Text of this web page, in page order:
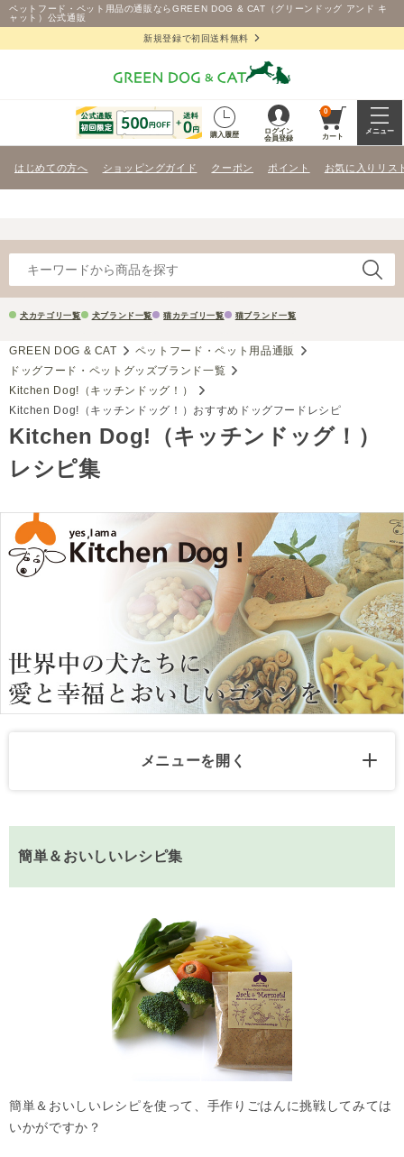
ペットフード・ペット用品の通販ならGREEN DOG & CAT（グリーンドッグ アンド キ
ャット）公式通販
新規登録で初回送料無料
購入履歴
ログイン
会員登録
0
カート
メニュー
はじめての方へ ショッピングガイド クーポン ポイント お気に入りリス
犬カテゴリ一覧 犬ブランド一覧 猫カテゴリ一覧 猫ブランド一覧
GREEN DOG & CAT
ペットフード・ペット用品通販
ドッグフード・ペットグッズブランド一覧
Kitchen Dog!（キッチンドッグ！）
Kitchen Dog!（キッチンドッグ！）おすすめドッグフードレシピ
Kitchen Dog!（キッチンドッグ！）
レシピ集
メニューを開く
簡単＆おいしいレシピ集
簡単＆おいしいレシピを使って、手作りごはんに挑戦してみては
いかがですか？